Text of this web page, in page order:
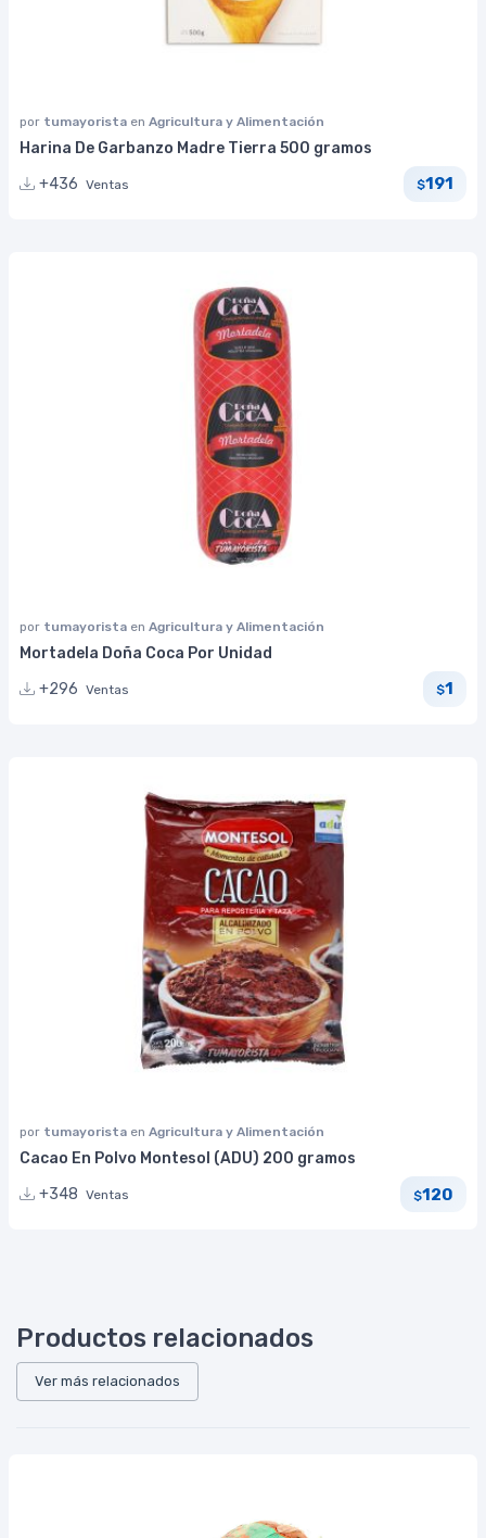
por tumayorista en Agricultura y Alimentación
Harina De Garbanzo Madre Tierra 500 gramos
+436 Ventas $191
por tumayorista en Agricultura y Alimentación
Mortadela Doña Coca Por Unidad
+296 Ventas $1
por tumayorista en Agricultura y Alimentación
Cacao En Polvo Montesol (ADU) 200 gramos
+348 Ventas $120
Productos relacionados
Ver más relacionados